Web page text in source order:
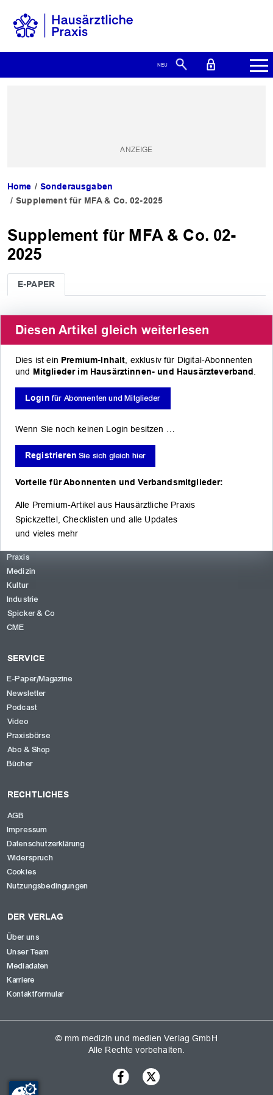
Home
Sonderausgaben
Supplement für MFA & Co. 02-2025
Supplement für MFA & Co. 02-
2025
E-PAPER
Diesen Artikel gleich weiterlesen
Dies ist ein Premium-Inhalt, exklusiv für Digital-Abonnenten
und Mitglieder im Hausärztinnen- und Hausärzteverband.
Login für Abonnenten und Mitglieder
Wenn Sie noch keinen Login besitzen …
Registrieren Sie sich gleich hier
Vorteile für Abonnenten und Verbandsmitglieder:
Alle Premium-Artikel aus Hausärztliche Praxis
Spickzettel, Checklisten und alle Updates
und vieles mehr
RUBRIKEN
Praxis
Medizin
Kultur
Industrie
Spicker & Co
CME
SERVICE
E-Paper/Magazine
Newsletter
Podcast
Video
Praxisbörse
Abo & Shop
Bücher
RECHTLICHES
AGB
Impressum
Datenschutzerklärung
Widerspruch
Cookies
Nutzungsbedingungen
DER VERLAG
Über uns
Unser Team
Mediadaten
Karriere
Kontaktformular
© mm medizin und medien Verlag GmbH
Alle Rechte vorbehalten.